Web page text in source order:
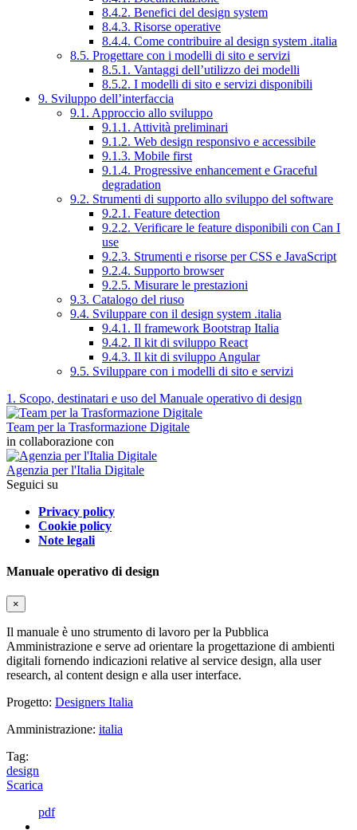
8.4.2. Benefici del design system
8.4.3. Risorse operative
8.4.4. Come contribuire al design system .italia
8.5. Progettare con i modelli di sito e servizi
8.5.1. Vantaggi dell’utilizzo dei modelli
8.5.2. I modelli di sito e servizi disponibili
9. Sviluppo dell’interfaccia
9.1. Approccio allo sviluppo
9.1.1. Attività preliminari
9.1.2. Web design responsivo e accessibile
9.1.3. Mobile first
9.1.4. Progressive enhancement e Graceful
degradation
9.2. Strumenti di supporto allo sviluppo del software
9.2.1. Feature detection
9.2.2. Verificare le feature disponibili con Can I
use
9.2.3. Strumenti e risorse per CSS e JavaScript
9.2.4. Supporto browser
9.2.5. Misurare le prestazioni
9.3. Catalogo del riuso
9.4. Sviluppare con il design system .italia
9.4.1. Il framework Bootstrap Italia
9.4.2. Il kit di sviluppo React
9.4.3. Il kit di sviluppo Angular
9.5. Sviluppare con i modelli di sito e servizi
1. Scopo, destinatari e uso del Manuale operativo di design
Team per la Trasformazione Digitale
in collaborazione con
Agenzia per l'Italia Digitale
Seguici su
Privacy policy
Cookie policy
Note legali
Manuale operativo di design
×
Il manuale è uno strumento di lavoro per la Pubblica
Amministrazione e serve ad orientare la progettazione di ambienti
digitali fornendo indicazioni relative al service design, alla user
research, al content design e alla user interface.
Progetto: Designers Italia
Amministrazione: italia
Tag:
design
Scarica
pdf